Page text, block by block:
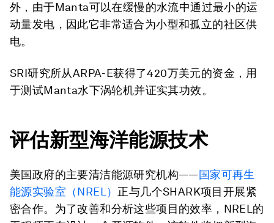
外，由于Manta可以在缓慢的水流中通过最小的运
动量发电，因此它非常适合为小型和孤立的社区供
电。
SRI研究所从ARPA-E获得了420万美元的资金，用
于测试Manta水下涡轮机并证实其功效。
评估新型海洋能源技术
美国政府的主要清洁能源研究机构——国家可再生
能源实验室（NREL ） 正与几个SHARK项目开展紧
密合作。为了改善和分析这些项目的效率，NREL的